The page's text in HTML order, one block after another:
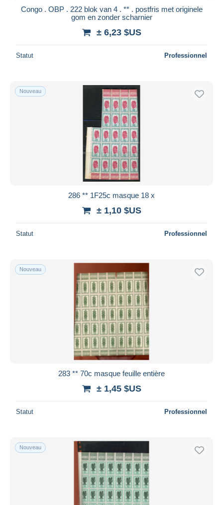
Congo . OBP . 222 blok van 4 . ** . postfris met originele
gom en zonder scharnier
± 6,23 $US
Statut Professionnel
Nouveau
286 ** 1F25c masque 18 x
± 1,10 $US
Statut Professionnel
Nouveau
283 ** 70c masque feuille entière
± 1,45 $US
Statut Professionnel
Nouveau